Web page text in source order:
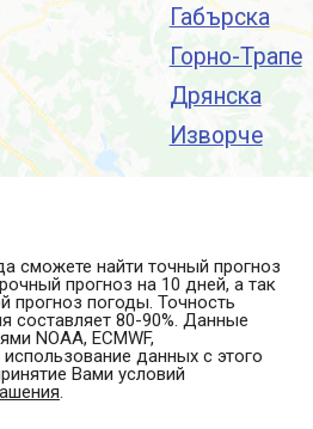
Габърска
Горно-Трапе
Дрянска
Изворче
сможете найти точный прогноз
прогноз на 10 дней, а так
прогноз погоды. Точность
составляет 80-90%. Данные
NOAA, ECMWF,
данных с этого
Вами условий
.